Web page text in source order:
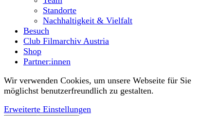
Standorte
Nachhaltigkeit & Vielfalt
Besuch
Club Filmarchiv Austria
Shop
Partner:innen
Wir verwenden Cookies, um unsere Webseite für Sie
möglichst benutzerfreundlich zu gestalten.
Erweiterte Einstellungen